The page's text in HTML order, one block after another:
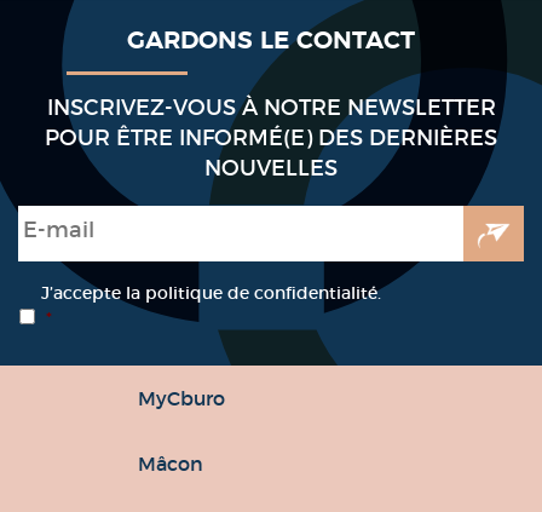
GARDONS LE CONTACT
INSCRIVEZ-VOUS À NOTRE NEWSLETTER
POUR ÊTRE INFORMÉ(E) DES DERNIÈRES
NOUVELLES
E-mail
RGPD *
J’accepte la politique de confidentialité.
*
MyCburo
Mâcon